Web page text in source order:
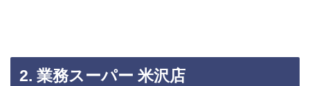
2. 業務スーパー 米沢店